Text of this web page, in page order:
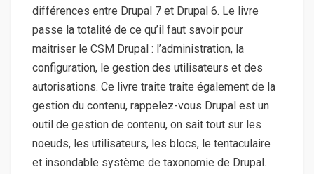
différences entre Drupal 7 et Drupal 6. Le livre
passe la totalité de ce qu’il faut savoir pour
maitriser le CSM Drupal : l’administration, la
configuration, le gestion des utilisateurs et des
autorisations. Ce livre traite traite également de la
gestion du contenu, rappelez-vous Drupal est un
outil de gestion de contenu, on sait tout sur les
noeuds, les utilisateurs, les blocs, le tentaculaire
et insondable système de taxonomie de Drupal.